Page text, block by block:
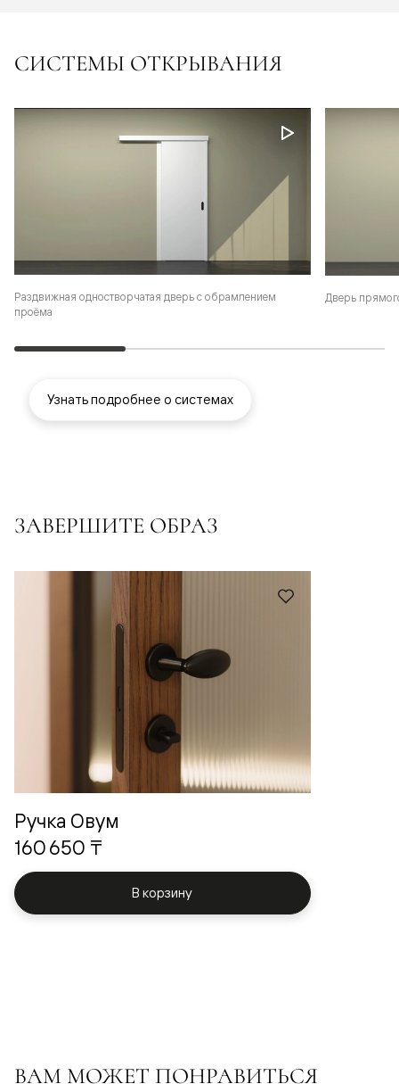
СИСТЕМЫ ОТКРЫВАНИЯ
Раздвижная одностворчатая дверь с обрамлением
проёма
Дверь
Узнать подробнее о системах
ЗАВЕРШИТЕ ОБРАЗ
Ручка Овум
160 650 ₸
В корзину
ВАМ МОЖЕТ ПОНРАВИТЬСЯ